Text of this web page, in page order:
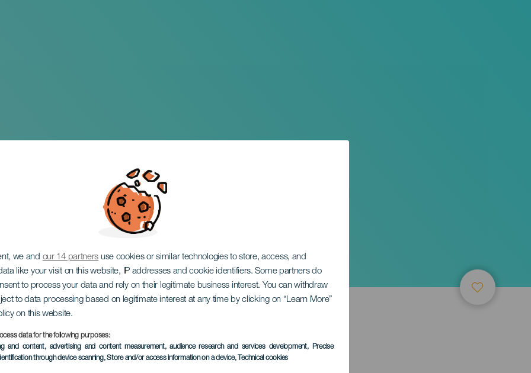
we and our 14 partners use cookies or similar technologies to store, access, and
like your visit on this website, IP addresses and cookie identifiers. Some partners do
to process your data and rely on their legitimate business interest. You can withdraw
to data processing based on legitimate interest at any time by clicking on “Learn More”
on this website.
data for the following purposes:
and content, advertising and content measurement, audience research and services development, Precise
through device scanning, Store and/or access information on a device, Technical cookies
VERGANGENE VERANSTALTUNG